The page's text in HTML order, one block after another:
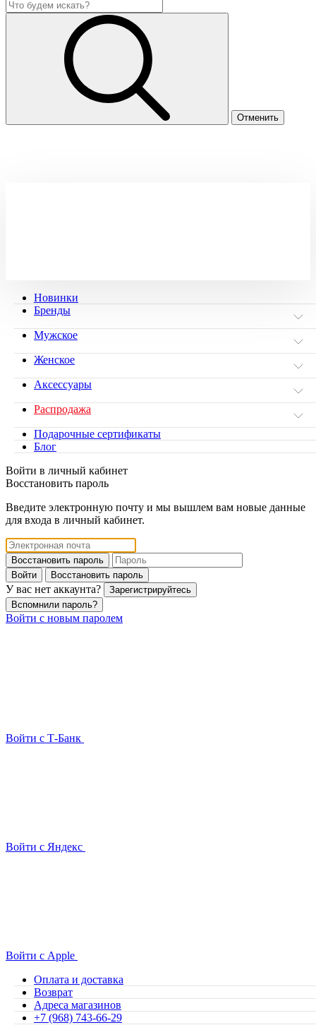
Новинки
Бренды
Мужское
Женское
Аксессуары
Распродажа
Подарочные сертификаты
Блог
Войти в личный кабинет
Восстановить пароль
Введите электронную почту и мы вышлем вам новые данные
для входа в личный кабинет.
Восстановить пароль
Войти
Восстановить пароль
У вас нет аккаунта?
Зарегистрируйтесь
Вспомнили пароль?
Войти с новым паролем
Войти с Т-Банк
Войти с Яндекс
Войти с Apple
Оплата и доставка
Возврат
Адреса магазинов
+7 (968) 743-66-29